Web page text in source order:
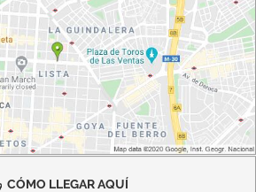
CÓMO LLEGAR AQUÍ